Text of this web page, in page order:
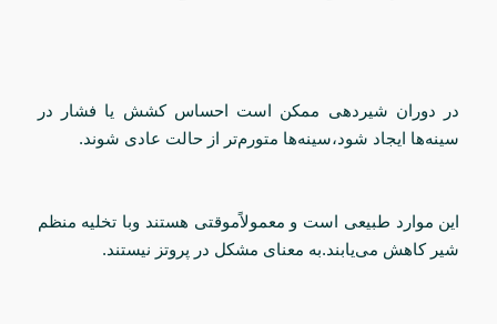
در دوران شیردهی ممکن است احساس کشش یا فشار در
سینه‌ها ایجاد شود،سینه‌ها متورم‌تر از حالت عادی شوند.
این موارد طبیعی است و معمولاًموقتی هستند وبا تخلیه منظم
شیر کاهش می‌یابند.به معنای مشکل در پروتز نیستند.